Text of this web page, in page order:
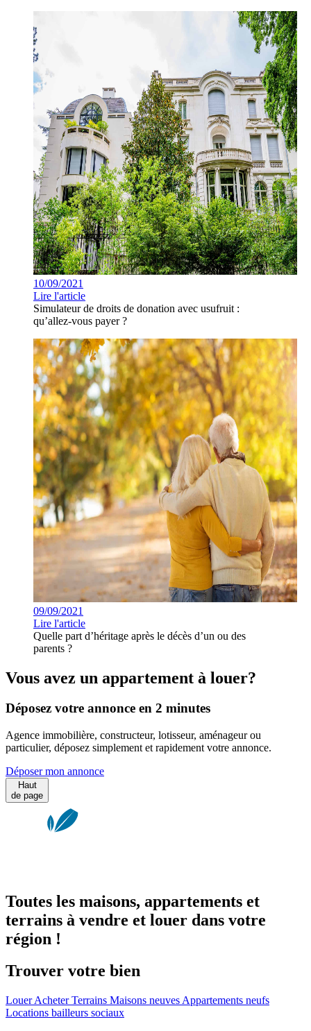
10/09/2021
Lire l'article
Simulateur de droits de donation avec usufruit :
qu’allez-vous payer ?
09/09/2021
Lire l'article
Quelle part d’héritage après le décès d’un ou des
parents ?
Vous avez un appartement à louer?
Déposez votre annonce en 2 minutes
Agence immobilière, constructeur, lotisseur, aménageur ou
particulier, déposez simplement et rapidement votre annonce.
Déposer mon annonce
Haut
de page
Toutes les maisons, appartements et
terrains à vendre et louer dans votre
région !
Trouver votre bien
LouerAcheterTerrains Maisons neuves Appartements neufs
Locations bailleurs sociaux